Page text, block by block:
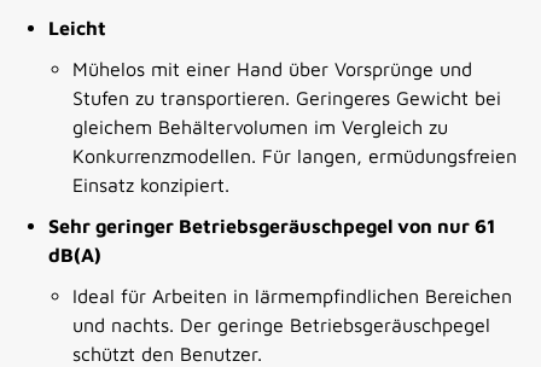
Leicht
Mühelos mit einer Hand über Vorsprünge und
Stufen zu transportieren. Geringeres Gewicht bei
gleichem Behältervolumen im Vergleich zu
Konkurrenzmodellen. Für langen, ermüdungsfreien
Einsatz konzipiert.
Sehr geringer Betriebsgeräuschpegel von nur 61
dB(A)
Ideal für Arbeiten in lärmempfindlichen Bereichen
und nachts. Der geringe Betriebsgeräuschpegel
schützt den Benutzer.